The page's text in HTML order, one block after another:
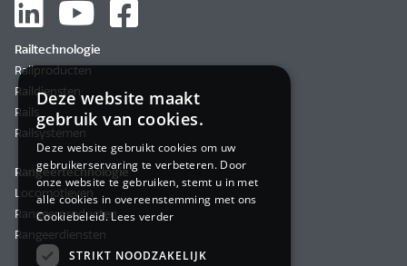
Railtechnologie
Railproducten
Raildiensten
Rails
Railsystemen
Rangeertechnologie
Locomotieven
Rangeerproducten
Rangeerdiensten
Deze website maakt
gebruik van cookies.
Deze website gebruikt cookies om uw
gebruikerservaring te verbeteren. Door
onze website te gebruiken, stemt u in met
alle cookies in overeenstemming met ons
Cookiebeleid.Lees verder
STRIKT NOODZAKELIJK